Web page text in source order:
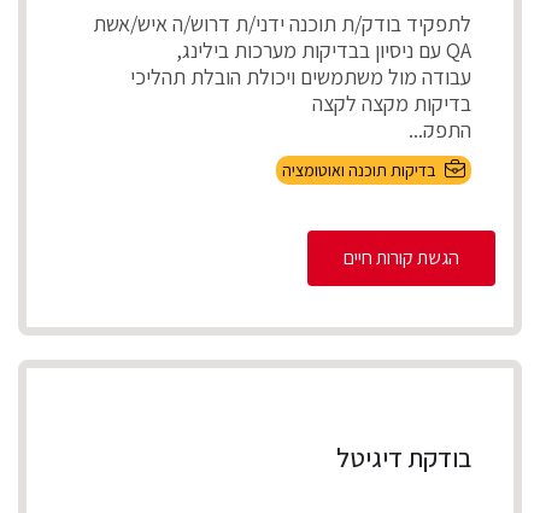
לתפקיד בודק/ת תוכנה ידני/ת דרוש/ה איש/אשת
QA עם ניסיון בבדיקות מערכות בילינג,
עבודה מול משתמשים ויכולת הובלת תהליכי
בדיקות מקצה לקצה
התפק...
בדיקות תוכנה ואוטומציה
הגשת קורות חיים
בודקת דיגיטל